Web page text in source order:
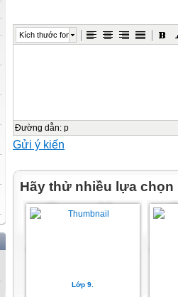
Kích thước font
Đường dẫn: p
Gửi ý kiến
Hãy thử nhiều lựa chọn
Lớp 9.